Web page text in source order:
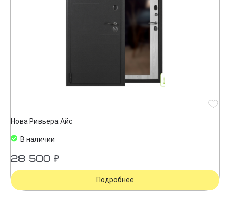
Нова Ривьера Айс
В наличии
28 500 ₽
Подробнее